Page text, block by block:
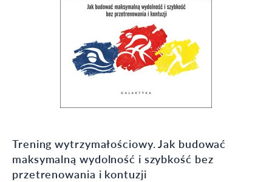
Trening wytrzymałościowy. Jak budować
maksymalną wydolność i szybkość bez
przetrenowania i kontuzji